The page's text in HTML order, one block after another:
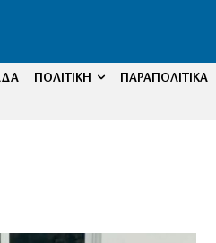
ΠΟΛΙΤΙΚΗ ΠΑΡΑΠΟΛΙΤΙΚΑ